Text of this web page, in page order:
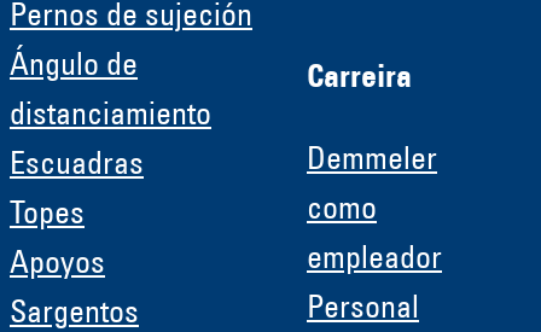
Pernos de sujeción
Ángulo de
distanciamiento
Escuadras
Topes
Apoyos
Sargentos
Carreira
Demmeler
como
empleador
Personal